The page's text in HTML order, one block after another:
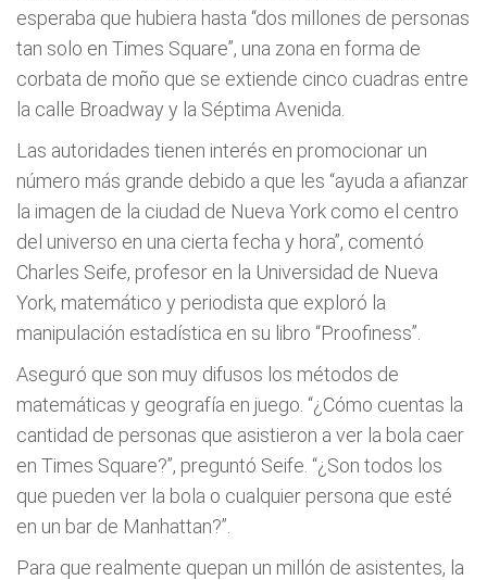
esperaba que hubiera hasta “dos millones de personas
tan solo en Times Square”, una zona en forma de
corbata de moño que se extiende cinco cuadras entre
la calle Broadway y la Séptima Avenida.
Las autoridades tienen interés en promocionar un
número más grande debido a que les “ayuda a afianzar
la imagen de la ciudad de Nueva York como el centro
del universo en una cierta fecha y hora”, comentó
Charles Seife, profesor en la Universidad de Nueva
York, matemático y periodista que exploró la
manipulación estadística en su libro “Proofiness”.
Aseguró que son muy difusos los métodos de
matemáticas y geografía en juego. “¿Cómo cuentas la
cantidad de personas que asistieron a ver la bola caer
en Times Square?”, preguntó Seife. “¿Son todos los
que pueden ver la bola o cualquier persona que esté
en un bar de Manhattan?”.
Para que realmente quepan un millón de asistentes, la